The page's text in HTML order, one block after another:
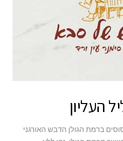
העליון
ברמת הגולן הדבש האורגני